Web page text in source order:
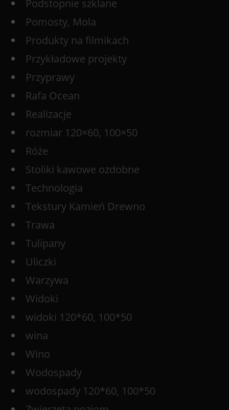
Podstopnie szklane
Pomosty, Mola
Produkty na filmikach
Przykładowe projekty
Przyprawy
Rafa Ocean
Realizacje
rozmiar 120×60, 100×50
Róże
Stoliki kawowe ozdobne
Technologia
Tekstury Kamień Drewno
Trawa
Tulipany
Uliczki
Warzywa
Widoki
widoki 120*60, 100*50
wina
Wino
Wodospady
wodospady 120*60, 100*50